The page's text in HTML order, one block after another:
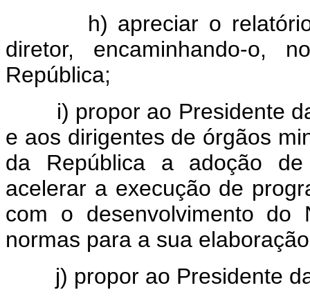
h) apreciar o relatório
diretor, encaminhando-o,
República;
i) propor ao Presidente da
e aos dirigentes de órgãos
da República a adoção
acelerar a execução de
com o desenvolvimento
normas para a sua
j) propor ao Presidente da